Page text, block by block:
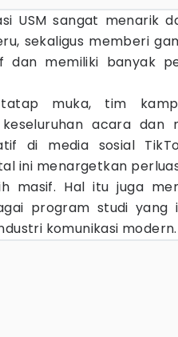
USM sangat menarik
sekaligus memberi
dan memiliki banyak
tatap muka, tim
acara dan
di media sosial
ini menargetkan
masif. Hal itu juga
program studi
komunikasi modern.